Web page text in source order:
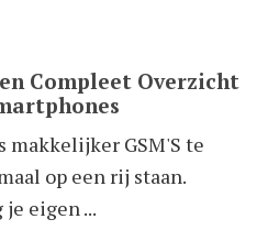
Compleet Overzicht
makkelijker GSM'S te
op een rij staan.
eigen ...